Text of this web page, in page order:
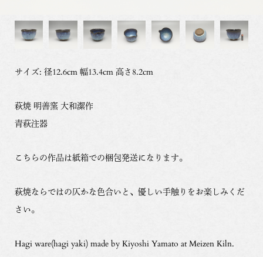
サイズ: 径12.6cm 幅13.4cm 高さ8.2cm
萩焼 明善窯 大和潔作
青萩注器
こちらの作品は紙箱での梱包発送になります。
萩焼ならではの仄かな色合いと、優しい手触りをお楽しみくだ
さい。
Hagi ware(hagi yaki) made by Kiyoshi Yamato at Meizen Kiln.